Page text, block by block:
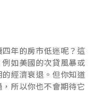
年的房市低迷呢？這
如美國的次貸風暴或
經濟衰退。但你知道
所以你也不會期待它